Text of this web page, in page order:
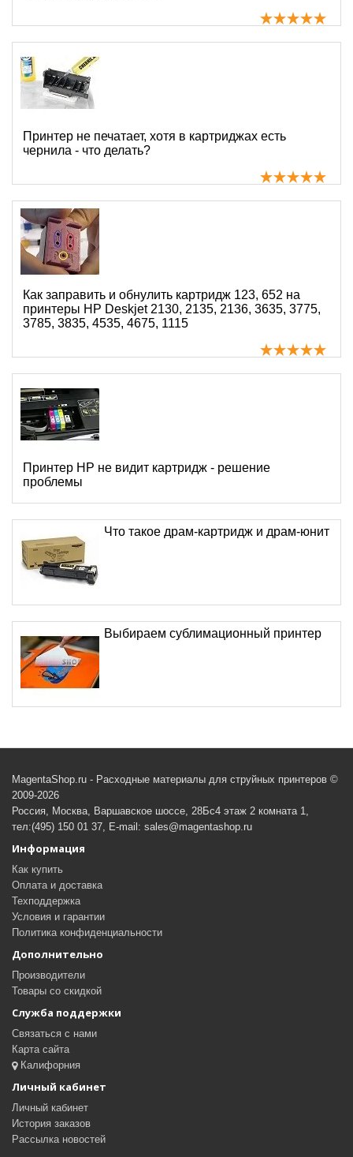
Принтер не печатает, хотя в картриджах есть
чернила - что делать?
Как заправить и обнулить картридж 123, 652 на
принтеры HP Deskjet 2130, 2135, 2136, 3635, 3775,
3785, 3835, 4535, 4675, 1115
Принтер HP не видит картридж - решение
проблемы
Что такое драм-картридж и драм-юнит
Выбираем сублимационный принтер
MagentaShop.ru - Расходные материалы для струйных принтеров ©
2009-2026
Россия, Москва, Варшавское шоссе, 28Бс4 этаж 2 комната 1,
тел:(495) 150 01 37, E-mail: sales@magentashop.ru
Информация
Как купить
Оплата и доставка
Техподдержка
Условия и гарантии
Политика конфиденциальности
Дополнительно
Производители
Товары со скидкой
Служба поддержки
Связаться с нами
Карта сайта
Калифорния
Личный кабинет
Личный кабинет
История заказов
Рассылка новостей